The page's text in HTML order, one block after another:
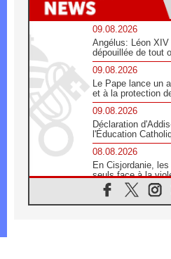
09.08.2026
Angélus: Léon
dépouillée de tout
09.08.2026
Le Pape lance un
et à la protection
09.08.2026
Déclaration
l'Éducation
08.08.2026
En Cisjordanie,
seuls face à la
08.08.2026
Léon XIV au